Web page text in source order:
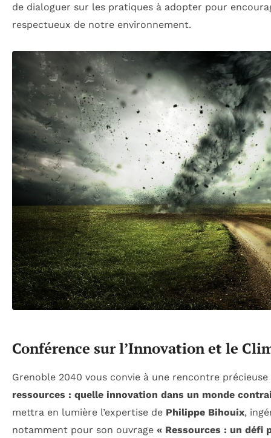
de dialoguer sur les pratiques à adopter pour
respectueux de notre environnement.
Conférence sur l’Innovation et le
Grenoble 2040 vous convie à une rencontre
ressources : quelle innovation dans un monde
mettra en lumière l’expertise de Philippe Bihouix,
notamment pour son ouvrage « Ressources : un défi